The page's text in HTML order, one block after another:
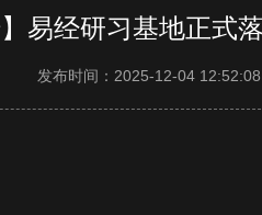
易经研习基地正式
发布时间：2025-12-04